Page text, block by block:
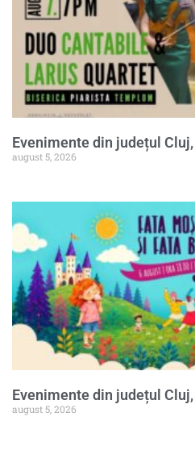
Evenimente din județul
august 5, 2026
Evenimente din județul
august 5, 2026